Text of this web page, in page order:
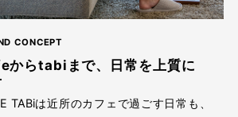
CONCEPT
からtabiまで、日常を上質に
TABiは近所のカフェで過ごす日常も、